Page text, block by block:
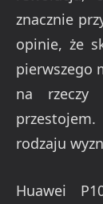
znacznie
opinie, że
pierwszego
na rzeczy
rodzaju
Huawei